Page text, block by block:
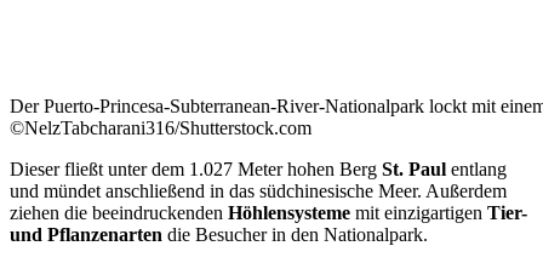
Der Puerto-Princesa-Subterranean-River-Nationalpark lockt mit
©NelzTabcharani316/Shutterstock.com
Dieser fließt unter dem 1.027 Meter hohen Berg St. Paul entlang
und mündet anschließend in das südchinesische Meer. Außerdem
ziehen die beeindruckenden Höhlensysteme mit einzigartigen Tier-
und Pflanzenarten die Besucher in den Nationalpark.